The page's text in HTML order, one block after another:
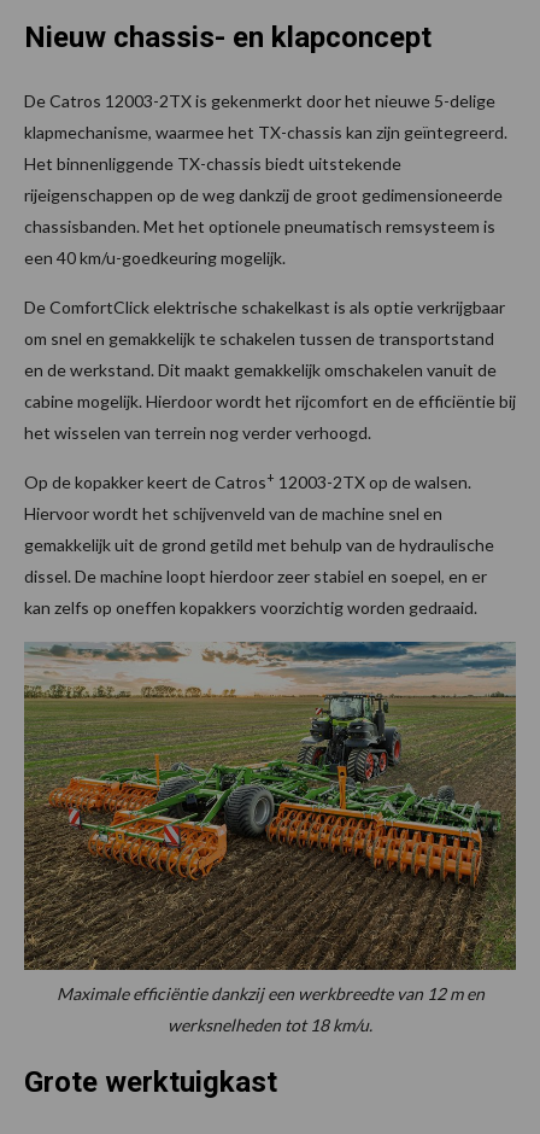
Nieuw chassis- en klapconcept
De Catros 12003-2TX is gekenmerkt door het nieuwe 5-delige
klapmechanisme, waarmee het TX-chassis kan zijn geïntegreerd.
Het binnenliggende TX-chassis biedt uitstekende
rijeigenschappen op de weg dankzij de groot gedimensioneerde
chassisbanden. Met het optionele pneumatisch remsysteem is
een 40 km/u-goedkeuring mogelijk.
De ComfortClick elektrische schakelkast is als optie verkrijgbaar
om snel en gemakkelijk te schakelen tussen de transportstand
en de werkstand. Dit maakt gemakkelijk omschakelen vanuit de
cabine mogelijk. Hierdoor wordt het rijcomfort en de efficiëntie bij
het wisselen van terrein nog verder verhoogd.
Op de kopakker keert de Catros+ 12003-2TX op de walsen.
Hiervoor wordt het schijvenveld van de machine snel en
gemakkelijk uit de grond getild met behulp van de hydraulische
dissel. De machine loopt hierdoor zeer stabiel en soepel, en er
kan zelfs op oneffen kopakkers voorzichtig worden gedraaid.
Maximale efficiëntie dankzij een werkbreedte van 12 m en
werksnelheden tot 18 km/u.
Grote werktuigkast